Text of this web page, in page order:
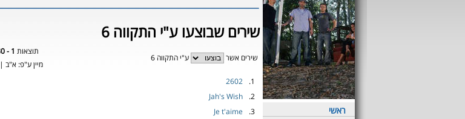
ראשי
שירים שבוצעו ע"י התקווה 6
שירים אשר ע"י התקווה 6
תוצאות 1 - 30
מיין ע"פ: א"ב |
1.
2602
2.
Jah's Wish
3.
Je t'aime